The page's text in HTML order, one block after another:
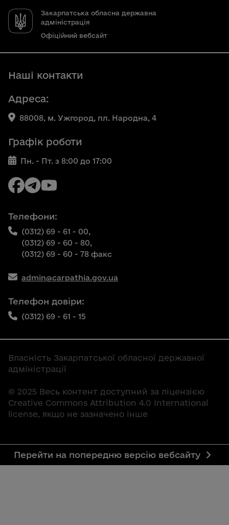
Закарпатська обласна державна
адміністрація
Офіційний вебсайт
Наші контакти
Адреса:
88008, м. Ужгород, пл. Народна, 4
Графік роботи
Пн. - Пт. з 8:00 до 17:00
Телефони:
(0312) 69 - 61 - 00,
(0312) 69 - 60 - 80,
(0312) 69 - 60 - 78 факс
admin@carpathia.gov.ua
Телефон довіри:
(0312) 69 - 61 - 15
Власність Закарпатської обласної державної
адміністрації
© 2025 Весь контент доступний за ліцензією
Creative Commons Attribution 4.0 International
license, якщо не зазначено інше
Перейти на попередню версію вебсайту